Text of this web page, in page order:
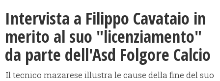
Intervista a Filippo Cavataio in
merito al suo "licenziamento"
da parte dell'Asd Folgore Calcio
Il tecnico mazarese illustra le cause della fine del suo